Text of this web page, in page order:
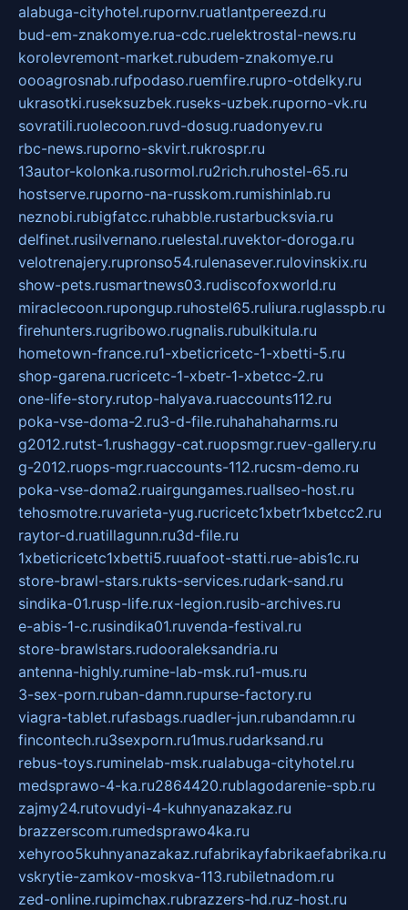
alabuga-cityhotel.rupornv.ruatlantpereezd.ru
bud-em-znakomye.rua-cdc.ruelektrostal-news.ru
korolevremont-market.rubudem-znakomye.ru
oooagrosnab.rufpodaso.ruemfire.rupro-otdelky.ru
ukrasotki.ruseksuzbek.ruseks-uzbek.ruporno-vk.ru
sovratili.ruolecoon.ruvd-dosug.ruadonyev.ru
rbc-news.ruporno-skvirt.rukrospr.ru
13autor-kolonka.rusormol.ru2rich.ruhostel-65.ru
hostserve.ruporno-na-russkom.rumishinlab.ru
neznobi.rubigfatcc.ruhabble.rustarbucksvia.ru
delfinet.rusilvernano.ruelestal.ruvektor-doroga.ru
velotrenajery.rupronso54.rulenasever.rulovinskix.ru
show-pets.rusmartnews03.rudiscofoxworld.ru
miraclecoon.rupongup.ruhostel65.ruliura.ruglasspb.ru
firehunters.rugribowo.rugnalis.rubulkitula.ru
hometown-france.ru1-xbeticricetc-1-xbetti-5.ru
shop-garena.rucricetc-1-xbetr-1-xbetcc-2.ru
one-life-story.rutop-halyava.ruaccounts112.ru
poka-vse-doma-2.ru3-d-file.ruhahahaharms.ru
g2012.rutst-1.rushaggy-cat.ruopsmgr.ruev-gallery.ru
g-2012.ruops-mgr.ruaccounts-112.rucsm-demo.ru
poka-vse-doma2.ruairgungames.ruallseo-host.ru
tehosmotre.ruvarieta-yug.rucricetc1xbetr1xbetcc2.ru
raytor-d.ruatillagunn.ru3d-file.ru
1xbeticricetc1xbetti5.ruuafoot-statti.rue-abis1c.ru
store-brawl-stars.rukts-services.rudark-sand.ru
sindika-01.rusp-life.rux-legion.rusib-archives.ru
e-abis-1-c.rusindika01.ruvenda-festival.ru
store-brawlstars.rudooraleksandria.ru
antenna-highly.rumine-lab-msk.ru1-mus.ru
3-sex-porn.ruban-damn.rupurse-factory.ru
viagra-tablet.rufasbags.ruadler-jun.rubandamn.ru
fincontech.ru3sexporn.ru1mus.rudarksand.ru
rebus-toys.ruminelab-msk.rualabuga-cityhotel.ru
medsprawo-4-ka.ru2864420.rublagodarenie-spb.ru
zajmy24.rutovudyi-4-kuhnyanazakaz.ru
brazzerscom.rumedsprawo4ka.ru
xehyroo5kuhnyanazakaz.rufabrikayfabrikaefabrika.ru
vskrytie-zamkov-moskva-113.rubiletnadom.ru
zed-online.rupimchax.rubrazzers-hd.ruz-host.ru